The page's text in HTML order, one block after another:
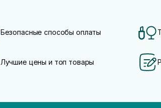
Безопасные способы оплаты
Лучшие цены и топ товары